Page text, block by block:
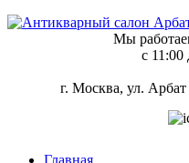
Мы
c 11:00
г. Москва, ул.
Главная